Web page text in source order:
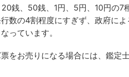
銭、50銭、1円、5円、10円の7
数の4割程度にすぎず、政府によ
っています。
をお売りになる場合には、鑑定